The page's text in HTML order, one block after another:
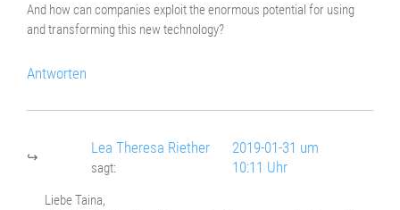
And how can companies exploit the enormous potential for using
and transforming this new technology?
Antworten
Lea Theresa Riether
sagt:
2019-01-31 um
10:11 Uhr
Liebe Taina,